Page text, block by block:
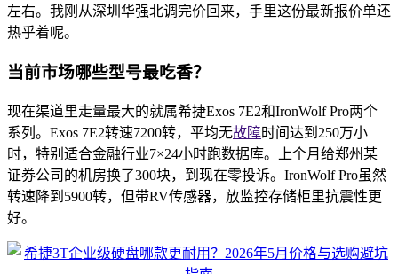
左右。我刚从深圳华强北调完价回来，手里这份最新报价单还
热乎着呢。
当前市场哪些型号最吃香？
现在渠道里走量最大的就属希捷Exos 7E2和IronWolf Pro两个
系列。Exos 7E2转速7200转，平均无故障时间达到250万小
时，特别适合金融行业7×24小时跑数据库。上个月给郑州某
证券公司的机房换了300块，到现在零投诉。IronWolf Pro虽然
转速降到5900转，但带RV传感器，放监控存储柜里抗震性更
好。